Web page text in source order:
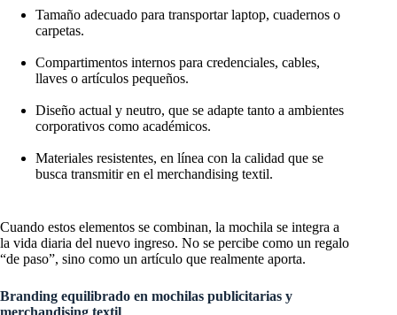
Tamaño adecuado para transportar laptop, cuadernos o
carpetas.
Compartimentos internos para credenciales, cables,
llaves o artículos pequeños.
Diseño actual y neutro, que se adapte tanto a ambientes
corporativos como académicos.
Materiales resistentes, en línea con la calidad que se
busca transmitir en el merchandising textil.
Cuando estos elementos se combinan, la mochila se integra a
la vida diaria del nuevo ingreso. No se percibe como un regalo
“de paso”, sino como un artículo que realmente aporta.
Branding equilibrado en mochilas publicitarias y